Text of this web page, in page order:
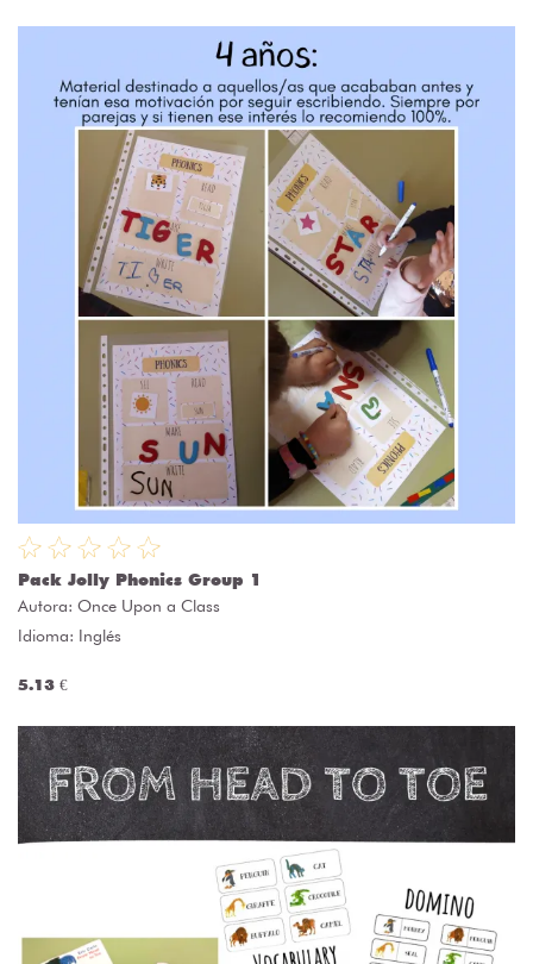
Pack Jolly Phonics Group 1
Autora: Once Upon a Class
Idioma: Inglés
5.13 €